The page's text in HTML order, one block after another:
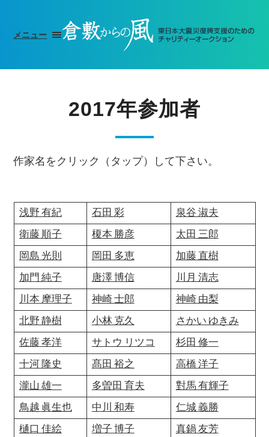
メニュー
2017年参加者
作家名をクリック（タップ）して下さい。
浅野 有紀 石田 彩
泉谷 淑夫
衛藤 順子
榎本 勝彦
太田 三郎
岡島 光則
岡田 多恵
加藤 直樹
加門 純子
唐澤 博信
川月 清志
川本 摩理子
神崎 士郎
神崎 由梨
北野 静樹
小林 克久
さかい ゆきみ
佐藤 孝洋
サトウ リツコ
杉田 修一
十河 隆史
髙田 裕之
高橋 洋子
瀧山 雄一
多曽田 育夫
對馬 有輝子
鳥越 眞生也
中川 和寿
仁城 義勝
樋口 佳絵
増子 博子
真鍋 友芳